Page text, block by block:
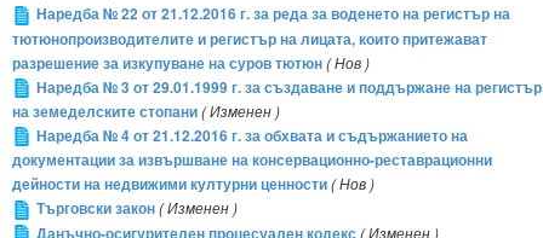
Наредба № 22 от 21.12.2016 г. за реда за воденето на регистър на
тютюнопроизводителите и регистър на лицата, които притежават
разрешение за изкупуване на суров тютюн( Нов )
Наредба № 3 от 29.01.1999 г. за създаване и поддържане на регистър
на земеделските стопани( Изменен )
Наредба № 4 от 21.12.2016 г. за обхвата и съдържанието на
документации за извършване на консервационно-реставрационни
дейности на недвижими културни ценности( Нов )
Търговски закон( Изменен )
Данъчно-осигурителен процесуален кодекс( Изменен )